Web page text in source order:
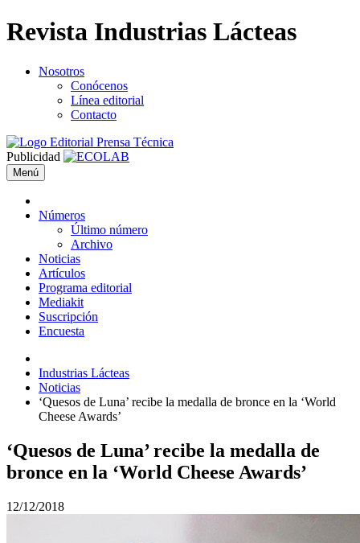
Revista Industrias Lácteas
Nosotros
Conócenos
Línea editorial
Contacto
Publicidad
Menú
Números
Último número
Archivo
Noticias
Artículos
Programa editorial
Mediakit
Suscripción
Encuesta
Industrias Lácteas
Noticias
‘Quesos de Luna’ recibe la medalla de bronce en la ‘World
Cheese Awards’
‘Quesos de Luna’ recibe la medalla de
bronce en la ‘World Cheese Awards’
12/12/2018